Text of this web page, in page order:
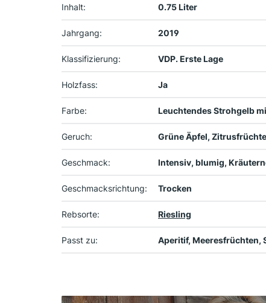
Inhalt: 0.75 Liter
Jahrgang: 2019
Klassifizierung: VDP. Erste Lage
Holzfass: Ja
Farbe: Leuchtendes Strohgelb
Geruch: Grüne Äpfel,
Geschmack: Intensiv, blumig,
Geschmacksrichtung: Trocken
Rebsorte: Riesling
Passt zu: Aperitif, Meeresfrüchten,